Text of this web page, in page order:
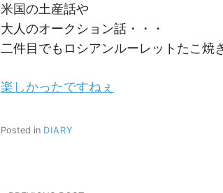
米国の土産話や
大人のオークション話・・・
二件目でもロシアンルーレットたこ焼
楽しかったですねぇ
Posted in DIARY